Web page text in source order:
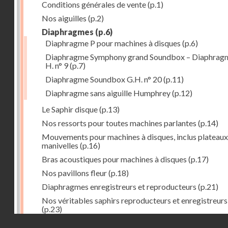
Conditions générales de vente(p.1)
Nos aiguilles (p.2)
Diaphragmes (p.6)
Diaphragme P pour machines à disques (p.6)
Diaphragme Symphony grand Soundbox –
H. n° 9(p.7)
Diaphragme Soundbox G.H. n° 20(p.11)
Diaphragme sans aiguille Humphrey(p.12)
Le Saphir disque(p.13)
Nos ressorts pour toutes machines parlantes (p.14)
Mouvements pour machines à disques, inclus
manivelles (p.16)
Bras acoustiques pour machines à disques (p.17)
Nos pavillons fleur(p.18)
Diaphragmes enregistreurs et reproducteurs (p.21)
Nos véritables saphirs reproducteurs et enregistreurs
(p.23)